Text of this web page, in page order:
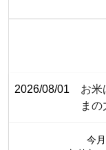
2026/08/01
お米
まの
今